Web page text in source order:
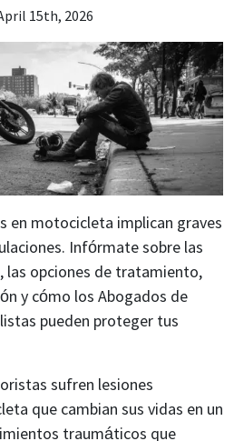
15th, 2026
en motocicleta implican graves
Infórmate sobre las
las opciones de tratamiento,
y cómo los Abogados de
pueden proteger tus
sufren lesiones
que cambian sus vidas en un
traumáticos que